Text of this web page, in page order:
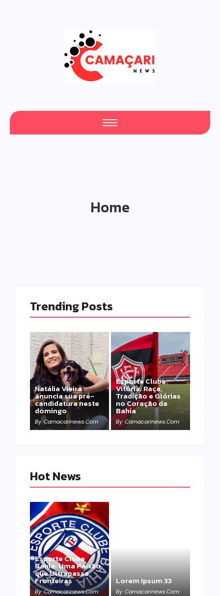
Fresh Articles Every Day
Home
Trending Posts
Natália Vieira
anuncia sua pré-
candidatura neste
domingo
By Camacarinews.com
Esporte Clube
Vitória: Raça,
Tradição e Glórias
no Coração da
Bahia
By Camacarinews.com
Hot News
Esporte Clube
Bahia: Uma Paixão
que Ultrapassa
Fronteiras
By Camacarinews.com
Lorem Ipsum 33
By Camacarinews.com